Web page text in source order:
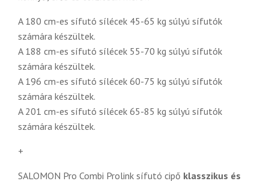
A 180 cm-es sífutó sílécek 45-65 kg súlyú sífutók
számára készültek.
A 188 cm-es sífutó sílécek 55-70 kg súlyú sífutók
számára készültek.
A 196 cm-es sífutó sílécek 60-75 kg súlyú sífutók
számára készültek.
A 201 cm-es sífutó sílécek 65-85 kg súlyú sífutók
számára készültek.
+
SALOMON Pro Combi Prolink sífutó cipő klasszikus és